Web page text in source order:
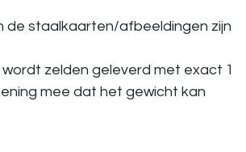
de staalkaarten/afbeeldingen zijn
zelden geleverd met exact 1
mee dat het gewicht kan